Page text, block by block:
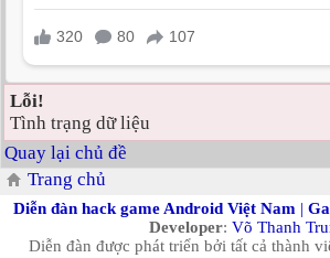
Lỗi!
Tình trạng dữ liệu
Quay lại chủ đề
Trang chủ
Diễn đàn hack game Android Việt Nam |
Developer: Võ Thanh
Diễn đàn được phát triển bởi tất cả thành